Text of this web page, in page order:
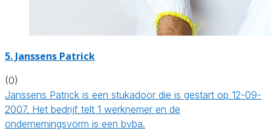
5. Janssens Patrick
(0)
Janssens Patrick is een stukadoor die is gestart op 12-09-
2007. Het bedrijf telt 1 werknemer en de
ondernemingsvorm is een bvba.